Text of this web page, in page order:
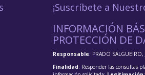
¡Suscríbete a
INFORMACIÓN
PROTECCIÓN DE
Responsable: PRADO SALGUEIRO,
Finalidad: Responder las consultas